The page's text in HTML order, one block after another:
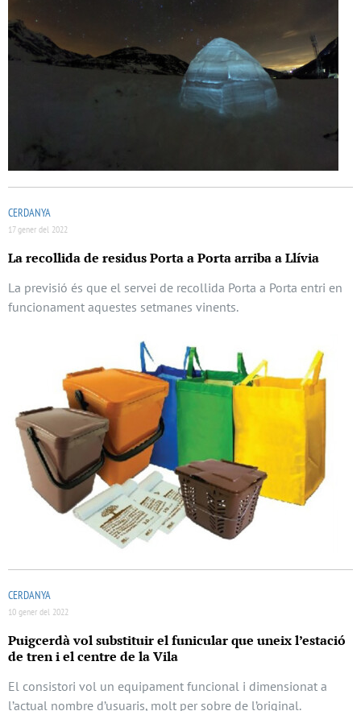
CERDANYA
17 gener del 2022
La recollida de residus Porta a Porta arriba a Llívia
La previsió és que el servei de recollida Porta a Porta entri en
funcionament aquestes setmanes vinents.
CERDANYA
10 gener del 2022
Puigcerdà vol substituir el funicular que uneix l’estació
de tren i el centre de la Vila
El consistori vol un equipament funcional i dimensionat a
l’actual nombre d’usuaris, molt per sobre de l’original.